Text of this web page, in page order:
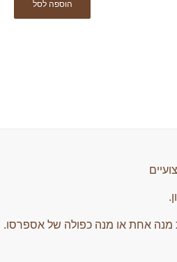
הוספה לסל
אחת או מנה כפולה של אספרסו.